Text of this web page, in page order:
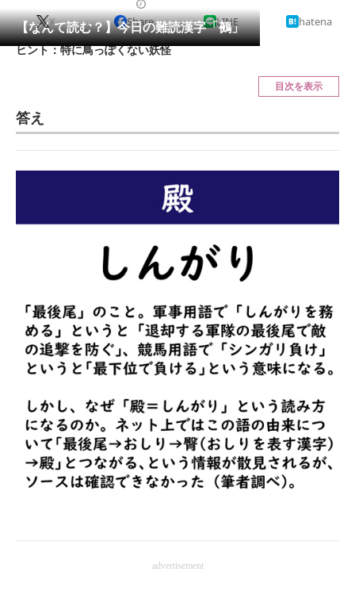
会員記事
ITの今と未来を見通す
進化するPCとデバイスの未来
ビジネスと働き方のヒント
企業ITのトレンドを詳説
経営リーダーのコミュニティ
マーケ×ITの今がよく分かる
ITエンジニア向け専門サイト
企業向けIT製品の総合サイト
モノづくり技術者専門サイト
【なんて読む？】今日の難読漢字「鵺」
X Share LINE hatena
ヒント：特に鳥っぽくない妖怪
目次を表示
答え
advertisement